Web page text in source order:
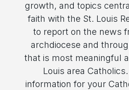
growth, and topics
faith with the St. Louis
to report on the news
archdiocese and
that is most meaningful
Louis area
information for your